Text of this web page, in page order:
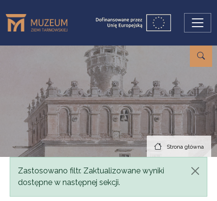
Strona główna
Komunikat
Zastosowano filtr. Zaktualizowane wyniki
dostępne w następnej sekcji.